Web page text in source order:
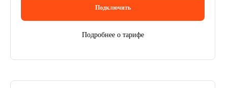
Подключить
Подробнее о тарифе